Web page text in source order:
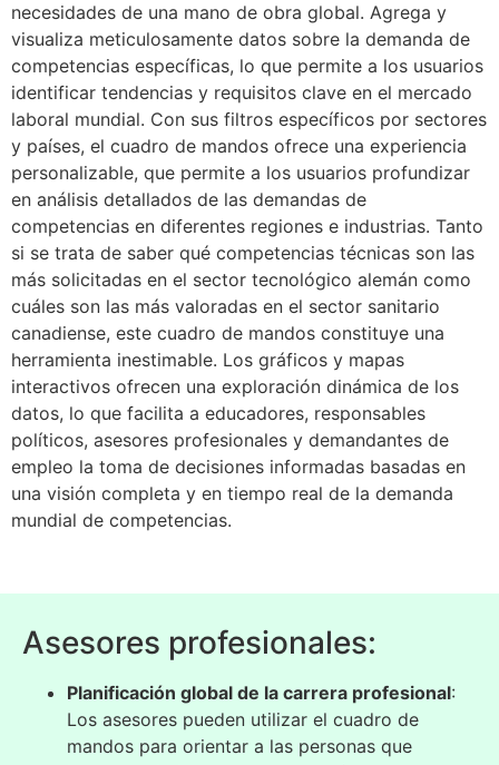
necesidades de una mano de obra global. Agrega y
visualiza meticulosamente datos sobre la demanda de
competencias específicas, lo que permite a los usuarios
identificar tendencias y requisitos clave en el mercado
laboral mundial. Con sus filtros específicos por sectores
y países, el cuadro de mandos ofrece una experiencia
personalizable, que permite a los usuarios profundizar
en análisis detallados de las demandas de
competencias en diferentes regiones e industrias. Tanto
si se trata de saber qué competencias técnicas son las
más solicitadas en el sector tecnológico alemán como
cuáles son las más valoradas en el sector sanitario
canadiense, este cuadro de mandos constituye una
herramienta inestimable. Los gráficos y mapas
interactivos ofrecen una exploración dinámica de los
datos, lo que facilita a educadores, responsables
políticos, asesores profesionales y demandantes de
empleo la toma de decisiones informadas basadas en
una visión completa y en tiempo real de la demanda
mundial de competencias.
Asesores profesionales:
Planificación global de la carrera profesional:
Los asesores pueden utilizar el cuadro de
mandos para orientar a las personas que